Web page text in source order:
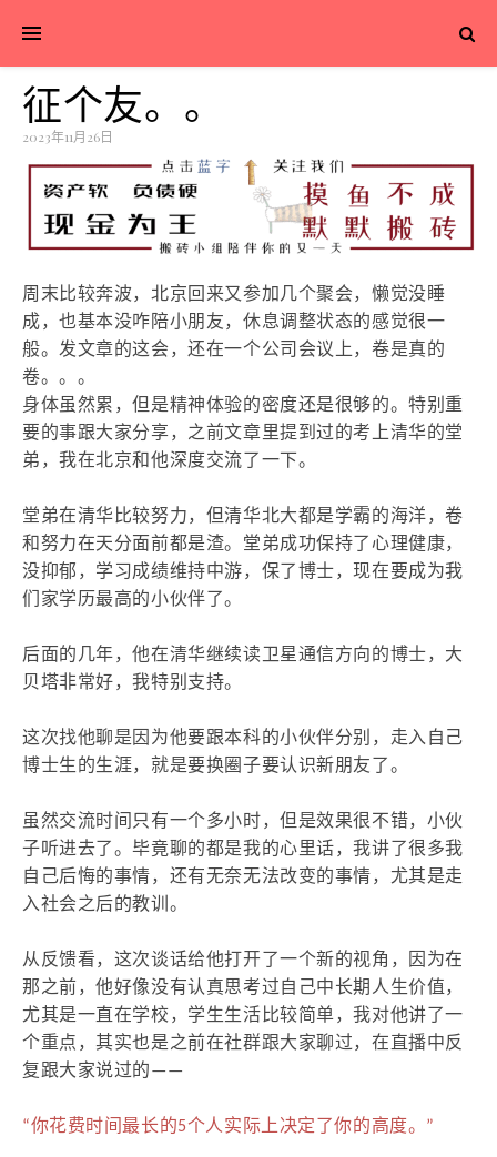
征个友。。
2023年11月26日
周末比较奔波，北京回来又参加几个聚会，懒觉没睡
成，也基本没咋陪小朋友，休息调整状态的感觉很一
般。发文章的这会，还在一个公司会议上，卷是真的
卷。。。
身体虽然累，但是精神体验的密度还是很够的。特别重
要的事跟大家分享，之前文章里提到过的考上清华的堂
弟，我在北京和他深度交流了一下。
堂弟在清华比较努力，但清华北大都是学霸的海洋，卷
和努力在天分面前都是渣。堂弟成功保持了心理健康，
没抑郁，学习成绩维持中游，保了博士，现在要成为我
们家学历最高的小伙伴了。
后面的几年，他在清华继续读卫星通信方向的博士，大
贝塔非常好，我特别支持。
这次找他聊是因为他要跟本科的小伙伴分别，走入自己
博士生的生涯，就是要换圈子要认识新朋友了。
虽然交流时间只有一个多小时，但是效果很不错，小伙
子听进去了。毕竟聊的都是我的心里话，我讲了很多我
自己后悔的事情，还有无奈无法改变的事情，尤其是走
入社会之后的教训。
从反馈看，这次谈话给他打开了一个新的视角，因为在
那之前，他好像没有认真思考过自己中长期人生价值，
尤其是一直在学校，学生生活比较简单，我对他讲了一
个重点，其实也是之前在社群跟大家聊过，在直播中反
复跟大家说过的——
“你花费时间最长的5个人实际上决定了你的高度。”